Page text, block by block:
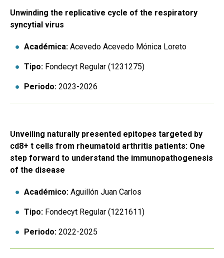
Unwinding the replicative cycle of the respiratory
syncytial virus
Académica: Acevedo Acevedo Mónica Loreto
Tipo: Fondecyt Regular (1231275)
Periodo: 2023-2026
Unveiling naturally presented epitopes targeted by
cd8+ t cells from rheumatoid arthritis patients: One
step forward to understand the immunopathogenesis
of the disease
Académico: Aguillón Juan Carlos
Tipo: Fondecyt Regular (1221611)
Periodo: 2022-2025